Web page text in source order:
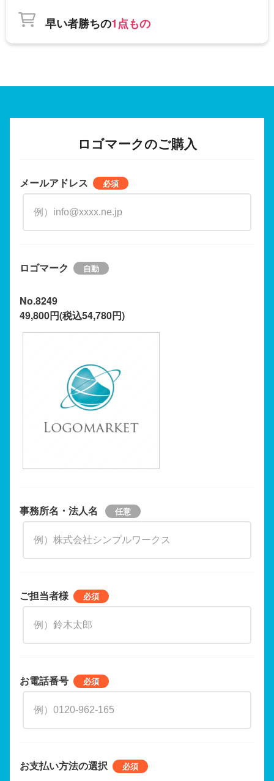
早い者勝ちの1点もの
ロゴマークのご購入
メールアドレス
ロゴマーク
No.8249
49,800円(税込54,780円)
事務所名・法人名
ご担当者様
お電話番号
お支払い方法の選択